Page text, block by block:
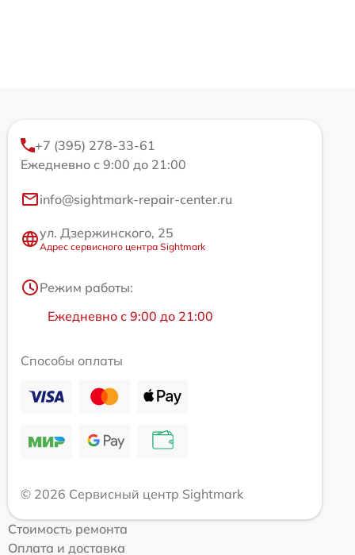
+7 (395) 278-33-61
Ежедневно с 9:00 до 21:00
info@sightmark-repair-center.ru
ул. Дзержинского, 25
Адрес сервисного центра Sightmark
Режим работы:
Ежедневно с 9:00 до 21:00
Способы оплаты
© 2026 Сервисный центр Sightmark
Стоимость ремонта
Оплата и доставка